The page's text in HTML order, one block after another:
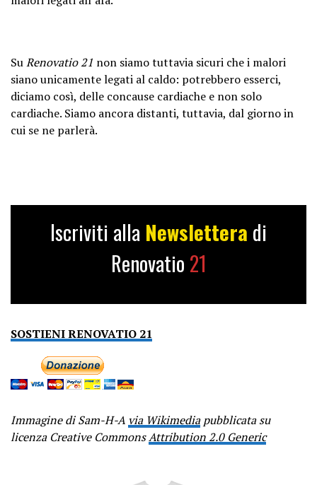
SuRenovatio 21 non siamo tuttavia sicuri che i malori
siano unicamente legati al caldo: potrebbero esserci,
diciamo così, delle concause cardiache e non solo
cardiache. Siamo ancora distanti, tuttavia, dal giorno in
cui se ne parlerà.
Iscriviti alla Newslettera di
Renovatio 21
SOSTIENI RENOVATIO 21
Immagine di Sam-H-A via Wikimediapubblicata su
licenza Creative CommonsAttribution 2.0 Generic